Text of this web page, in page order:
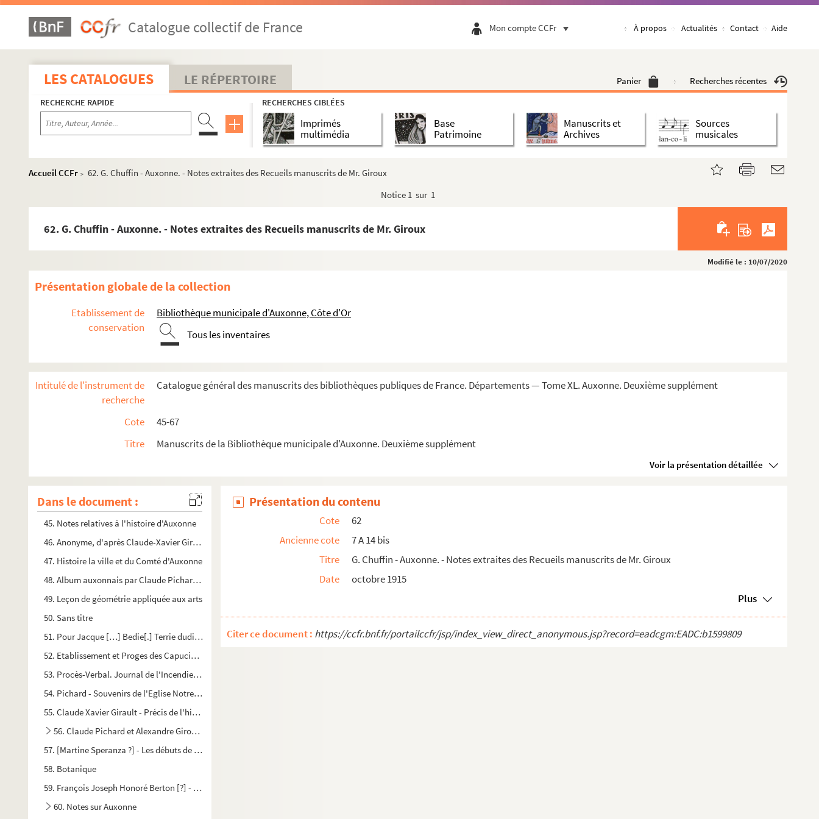
Catalogue collectif de France Mon compte CCFr À propos Actualités Contact Aide
LES CATALOGUES LE RÉPERTOIRE Panier Recherches récentes
RECHERCHE RAPIDE RECHERCHES CIBLÉES
Imprimés
multimédia
Base
Patrimoine
Manuscrits et
Archives
Sources
musicales
Accueil CCFr > 62. G. Chuffin - Auxonne. - Notes extraites des Recueils manuscrits de Mr. Giroux
Notice 1 sur 1
62. G. Chuffin - Auxonne. - Notes extraites des Recueils manuscrits de Mr. Giroux
Modifié le : 10/07/2020
Présentation globale de la collection
Etablissement de
conservation
Bibliothèque municipale d'Auxonne, Côte d'Or
Tous les inventaires
Intitulé de l'instrument de
recherche
Catalogue général des manuscrits des bibliothèques publiques de France. Départements — Tome XL. Auxonne. Deuxième supplément
Cote
45-67
Titre
Manuscrits de la Bibliothèque municipale d'Auxonne. Deuxième supplément
Voir la présentation détaillée
Dans le document :
45. Notes relatives à l'histoire d'Auxonne
46. Anonyme, d'après Claude-Xavier Girault - Précis de l'histoire de Bourgogne et particulièrement du Dé...
47. Histoire la ville et du Comté d'Auxonne
48. Album auxonnais par Claude Pichard, ancien Maire
49. Leçon de géométrie appliquée aux arts
50. Sans titre
51. Pour Jacque […] Bedie[.] Terrie dudit Flamerans terrier.
52. Etablissement et Proges des Capucins de la Province de Lyon dite de Saint Bonnaventure et un Catalog...
53. Procès-Verbal. Journal de l'Incendie qui détruisis la Ville de Saint Claude Le Premier Messidor An 7...
54. Pichard - Souvenirs de l'Eglise Notre-Dame d'Auxonne
55. Claude Xavier Girault - Précis de l'histoire de Bourgogne et particulièrement du département de la C...
56. Claude Pichard et Alexandre Giroux - Notes relatives a Auxonne
57. [Martine Speranza ?] - Les débuts de la Renaissance française
58. Botanique
59. François Joseph Honoré Berton [?] - Ephémérides auxonnaises. Evènements les plus remarquables arriv...
60. Notes sur Auxonne
Présentation du contenu
Cote
62
Ancienne cote
7 A 14 bis
Titre
G. Chuffin - Auxonne. - Notes extraites des Recueils manuscrits de Mr. Giroux
Date
octobre 1915
Plus
Citer ce document : https://ccfr.bnf.fr/portailccfr/jsp/index_view_direct_anonymous.jsp?record=eadcgm:EADC:b1599809